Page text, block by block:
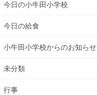
今日の小牛田小学校
今日の給食
小牛田小学校からのお知らせ
未分類
行事